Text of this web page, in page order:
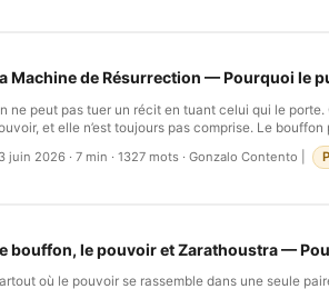
Machine de Résurrection — Pourquoi le
ne peut pas tuer un récit en tuant celui qui le porte.
et elle n’est toujours pas comprise. Le
Le pouvoir le réduit au silence. Mais au
chose change. Le bouffon n’est
juin 2026 · 7 min · 1327 mots · Gonzalo Contento
bouffon, le pouvoir et Zarathoustra —
où le pouvoir se rassemble dans une seule